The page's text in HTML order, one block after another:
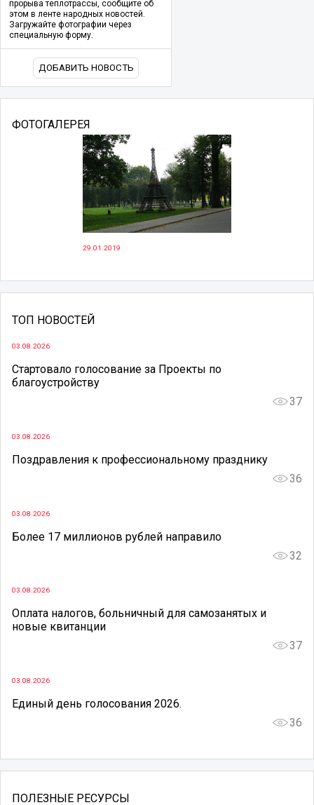
прорыва теплотрассы, сообщите об
этом в ленте народных новостей.
Загружайте фотографии через
специальную форму.
ДОБАВИТЬ НОВОСТЬ
ФОТОГАЛЕРЕЯ
29.01.2019
ТОП НОВОСТЕЙ
03.08.2026
Стартовало голосование за Проекты по
благоустройству
37
03.08.2026
Поздравления к профессиональному празднику
36
03.08.2026
Более 17 миллионов рублей направило
32
03.08.2026
Оплата налогов, больничный для самозанятых и
новые квитанции
37
03.08.2026
Единый день голосования 2026.
36
ПОЛЕЗНЫЕ РЕСУРСЫ